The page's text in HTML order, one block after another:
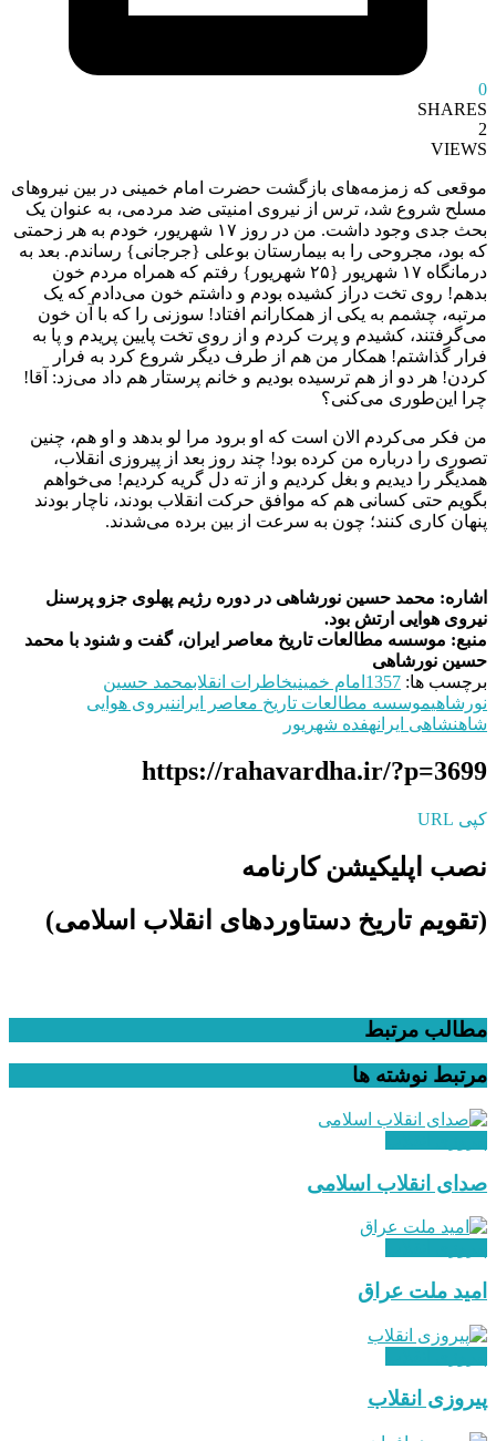
0
SHARES
2
VIEWS
موقعی که زمزمه‌های بازگشت حضرت امام خمینی در بین نیروهای
مسلح شروع شد، ترس از نیروی امنیتی ضد مردمی، به عنوان یک
بحث جدی وجود داشت. من در روز ۱۷ شهریور، خودم به هر زحمتی
که بود، مجروحی را به بیمارستان بوعلی {جرجانی} رساندم. بعد به
درمانگاه ۱۷ شهریور {۲۵ شهریور} رفتم که همراه مردم خون
بدهم! روی تخت دراز کشیده بودم و داشتم خون می‌دادم که یک‌
مرتبه، چشمم به یکی از همکارانم افتاد! سوزنی را که با آن خون
می‌گرفتند، کشیدم و پرت کردم و از روی تخت پایین پریدم و پا به
فرار گذاشتم! همکار من هم از طرف دیگر شروع کرد به فرار
کردن! هر دو از هم ترسیده بودیم و خانم پرستار هم داد می‌زد: آقا!
چرا این‌طوری می‌کنی؟
من فکر می‌کردم الان است که او برود مرا لو بدهد و او هم، چنین
تصوری را درباره من کرده بود! چند روز بعد از پیروزی انقلاب،
همدیگر را دیدیم و بغل کردیم و از ته دل گریه کردیم! می‌خواهم
بگویم حتی کسانی هم که موافق حرکت انقلاب بودند، ناچار بودند
پنهان‌ کاری کنند؛ چون به سرعت از بین برده می‌شدند.
اشاره: محمد حسین نورشاهی در دوره رژیم پهلوی جزو پرسنل
نیروی هوایی ارتش بود.
منبع: موسسه مطالعات تاریخ معاصر ایران، گفت و شنود با محمد
حسین نورشاهی
برچسب ها: 1357 امام خمینیخاطرات انقلابمحمد حسین
نورشاهیموسسه مطالعات تاریخ معاصر ایراننیروی هوایی
شاهنشاهی ایرانهفده شهریور
https://rahavardha.ir/?p=3699
کپی URL
نصب اپلیکیشن کارنامه
(تقویم تاریخ دستاوردهای انقلاب اسلامی​)
مطالب مرتبط
مرتبط نوشته ها
صدای انقلاب اسلامی
امید ملت عراق
پیروزی انقلاب